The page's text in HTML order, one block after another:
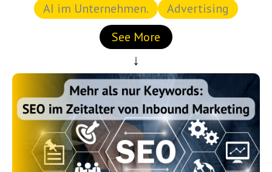
AI im Unternehmen.
Advertising
See More